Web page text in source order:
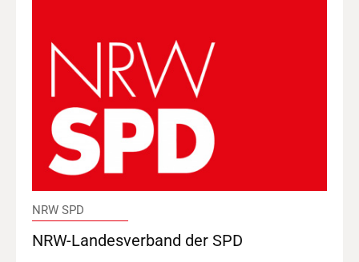
NRW SPD
NRW-Landesverband der SPD